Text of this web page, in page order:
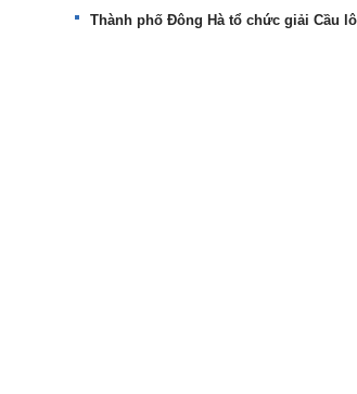
Thành phố Đông Hà tổ chức giải Cầu